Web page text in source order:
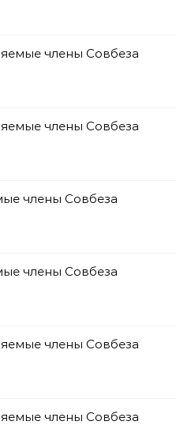
члены Совбеза
члены Совбеза
члены Совбеза
члены Совбеза
члены Совбеза
члены Совбеза